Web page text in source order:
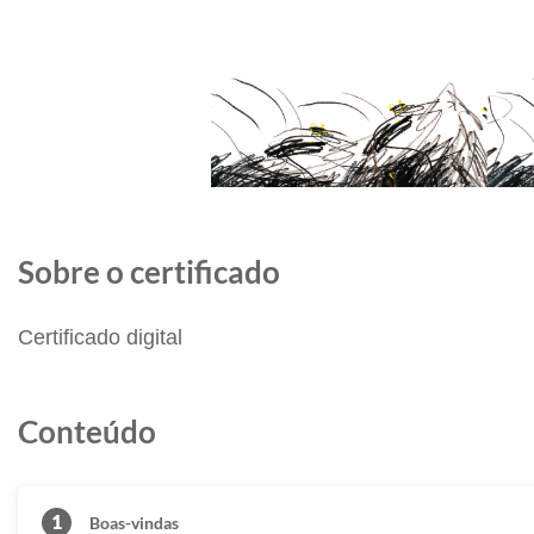
Sobre o certificado
Certificado digital
Conteúdo
1 Boas-vindas